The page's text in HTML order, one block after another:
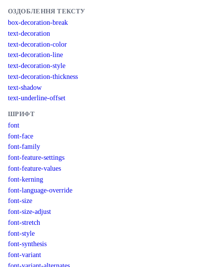
ОЗДОБЛЕННЯ ТЕКСТУ
box-decoration-break
text-decoration
text-decoration-color
text-decoration-line
text-decoration-style
text-decoration-thickness
text-shadow
text-underline-offset
ШРИФТ
font
font-face
font-family
font-feature-settings
font-feature-values
font-kerning
font-language-override
font-size
font-size-adjust
font-stretch
font-style
font-synthesis
font-variant